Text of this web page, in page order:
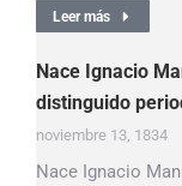
Leer más
Nace Ignacio
distinguido
noviembre 13, 1834
Nace Ignacio